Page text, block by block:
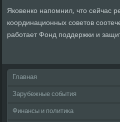
Яковенко напомнил, что сейчас
координационных советов
работает Фонд поддержки и
Главная
Зарубежные события
Финансы и политика